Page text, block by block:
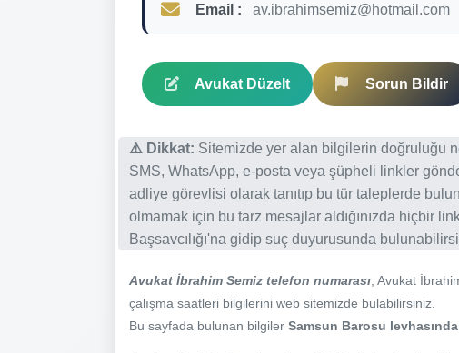
Email : av.ibrahimsemiz@hotmail.com
Avukat Düzelt Sorun Bildir
⚠️ Dikkat: Sitemizde yer alan bilgilerin doğruluğu
SMS, WhatsApp, e-posta veya şüpheli linkler
adliye görevlisi olarak tanıtıp bu tür taleplerde
olmamak için bu tarz mesajlar aldığınızda hiçbir
Başsavcılığı'na gidip suç duyurusunda
Avukat İbrahim Semiz telefon numarası , Avukat
çalışma saatleri bilgilerini web sitemizde bulabilirsiniz.
Bu sayfada bulunan bilgiler Samsun Barosu